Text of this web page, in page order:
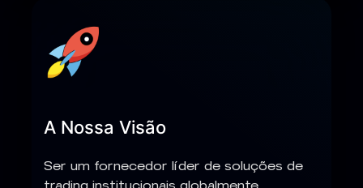
A Nossa Visão
Ser um fornecedor líder de soluções de
trading institucionais globalmente,